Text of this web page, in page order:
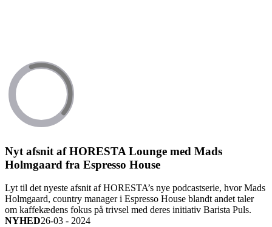
Nyt afsnit af HORESTA Lounge med Mads
Holmgaard fra Espresso House
Lyt til det nyeste afsnit af HORESTA’s nye podcastserie, hvor Mads
Holmgaard, country manager i Espresso House blandt andet taler
om kaffekædens fokus på trivsel med deres initiativ Barista Puls.
NYHED26-03 - 2024